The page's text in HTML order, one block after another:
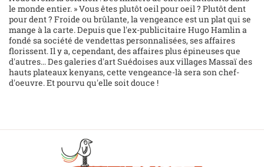
le monde entier. » Vous êtes plutôt oeil pour oeil ? Plutôt dent
pour dent ? Froide ou brûlante, la vengeance est un plat qui se
mange à la carte. Depuis que l'ex-publicitaire Hugo Hamlin a
fondé sa société de vendettas personnalisées, ses affaires
florissent. Il y a, cependant, des affaires plus épineuses que
d'autres... Des galeries d'art Suédoises aux villages Massaï des
hauts plateaux kenyans, cette vengeance-là sera son chef-
d'oeuvre. Et pourvu qu'elle soit douce !